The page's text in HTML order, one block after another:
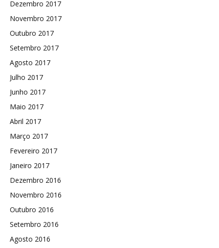
Dezembro 2017
Novembro 2017
Outubro 2017
Setembro 2017
Agosto 2017
Julho 2017
Junho 2017
Maio 2017
Abril 2017
Março 2017
Fevereiro 2017
Janeiro 2017
Dezembro 2016
Novembro 2016
Outubro 2016
Setembro 2016
Agosto 2016